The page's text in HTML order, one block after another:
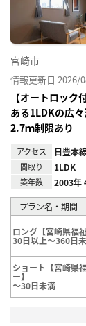
宮崎市
情報更新日 2026/
【オートロッ
ある1LDKの広
2.7ｍ制限あり
アクセス 日豊本
間取り 1LDK
築年数 2003年
プラン名・期間
ロング【宮崎県福
30日以上～360日
ショート【宮崎県
ー】
～30日未満